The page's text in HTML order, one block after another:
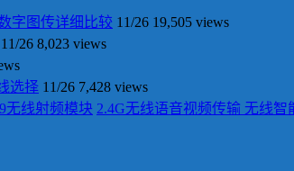
字图传详细比较 11/26 19,505 views
11/26 8,023 views
选择 11/26 7,428 views
2.4G无线语音视频传输 无线智